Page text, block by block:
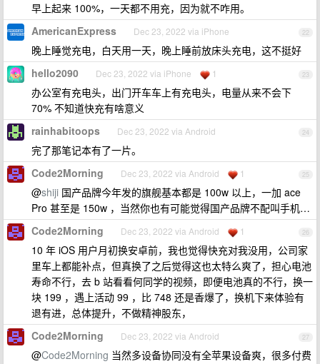
早上起来 100%，一天都不用充，因为就不咋用。
22
AmericanExpress Dec 23, 2022 via iPhone
晚上睡觉充电，白天用一天，晚上睡前放床头充电，这不挺好
23
hello2090 Dec 23, 2022 via iPhone 1
办公室有充电头，出门开车车上有充电头，电量从来不会下
70% 不知道快充有啥意义
24
rainhabitoops Dec 23, 2022 via Android
完了那笔记本有了一片。
25
Code2Morning Dec 23, 2022 via Android 1
@shiji 国产品牌今年发的旗舰基本都是 100w 以上，一加 ace
Pro 甚至是 150w ，当然你也有可能觉得国产品牌不配叫手机…
26
Code2Morning Dec 23, 2022 via Android 1
10 年 iOS 用户月初换安卓前，我也觉得快充对我没用，公司家
里车上都能补点，但真换了之后觉得这也太特么爽了，担心电池
寿命不行，去 b 站看看何同学的视频，即便电池真的不行，换一
块 199 ，遇上活动 99 ，比 748 还是香爆了，换机下来体验有
退有进，总体提升，不做精神股东，
27
Code2Morning Dec 23, 2022 via Android
@Code2Morning 当然多设备协同没有全苹果设备爽，很多付费